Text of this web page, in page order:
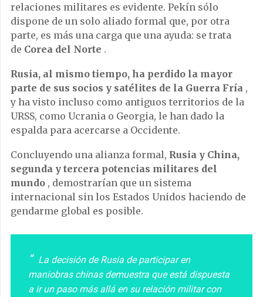
relaciones militares es evidente. Pekín sólo
dispone de un solo aliado formal que, por otra
parte, es más una carga que una ayuda: se trata
de Corea del Norte .
Rusia, al mismo tiempo, ha perdido la mayor
parte de sus socios y satélites de la Guerra Fría ,
y ha visto incluso como antiguos territorios de la
URSS, como Ucrania o Georgia, le han dado la
espalda para acercarse a Occidente.
Concluyendo una alianza formal, Rusia y China,
segunda y tercera potencias militares del
mundo , demostrarían que un sistema
internacional sin los Estados Unidos haciendo de
gendarme global es posible.
La decisión de Rusia de participar en
maniobras chinas demuestra que está dispuesta
a ir un paso más allá en su relación militar con